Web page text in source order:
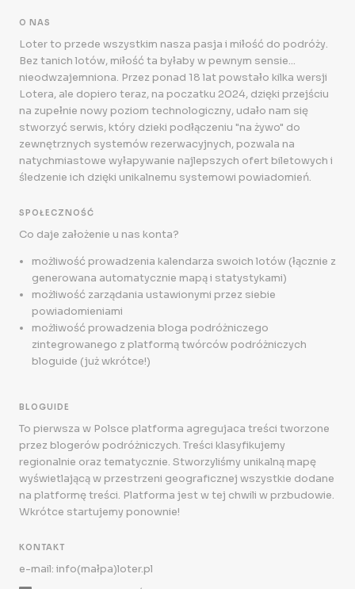
O NAS
Loter to przede wszystkim nasza pasja i miłość do podróży.
Bez tanich lotów, miłość ta byłaby w pewnym sensie...
nieodwzajemniona. Przez ponad 18 lat powstało kilka wersji
Lotera, ale dopiero teraz, na poczatku 2024, dzięki przejściu
na zupełnie nowy poziom technologiczny, udało nam się
stworzyć serwis, który dzieki podłączeniu "na żywo" do
zewnętrznych systemów rezerwacyjnych, pozwala na
natychmiastowe wyłapywanie najlepszych ofert biletowych i
śledzenie ich dzięki unikalnemu systemowi powiadomień.
SPOŁECZNOŚĆ
Co daje założenie u nas konta?
możliwość prowadzenia kalendarza swoich lotów (łącznie z
generowana automatycznie mapą i statystykami)
możliwość zarządania ustawionymi przez siebie
powiadomieniami
możliwość prowadzenia bloga podróżniczego
zintegrowanego z platformą twórców podróżniczych
bloguide (już wkrótce!)
BLOGUIDE
To pierwsza w Polsce platforma agregujaca treści tworzone
przez blogerów podróżniczych. Treści klasyfikujemy
regionalnie oraz tematycznie. Stworzyliśmy unikalną mapę
wyświetlającą w przestrzeni geograficznej wszystkie dodane
na platformę treści. Platforma jest w tej chwili w przbudowie.
Wkrótce startujemy ponownie!
KONTAKT
e-mail: info(małpa)loter.pl